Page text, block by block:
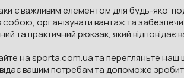
є важливим елементом для будь-якої
собою, організувати вантаж та
та практичний рюкзак, який
на sporta.com.ua та перегляньте наш
вашим потребам та допоможе